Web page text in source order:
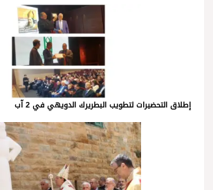
إطلاق التحضيرات لتطويب البطريرك الدويهي في 2 آب